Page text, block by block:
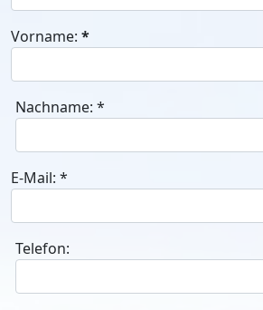
Vorname: *
Nachname: *
E-Mail: *
Telefon: